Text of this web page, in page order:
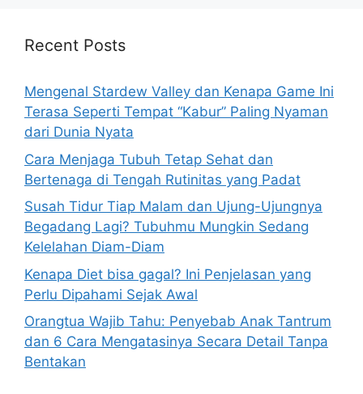
h
r
:
Recent Posts
Mengenal Stardew Valley dan Kenapa Game Ini
Terasa Seperti Tempat “Kabur” Paling Nyaman
dari Dunia Nyata
Cara Menjaga Tubuh Tetap Sehat dan
Bertenaga di Tengah Rutinitas yang Padat
Susah Tidur Tiap Malam dan Ujung-Ujungnya
Begadang Lagi? Tubuhmu Mungkin Sedang
Kelelahan Diam-Diam
Kenapa Diet bisa gagal? Ini Penjelasan yang
Perlu Dipahami Sejak Awal
Orangtua Wajib Tahu: Penyebab Anak Tantrum
dan 6 Cara Mengatasinya Secara Detail Tanpa
Bentakan